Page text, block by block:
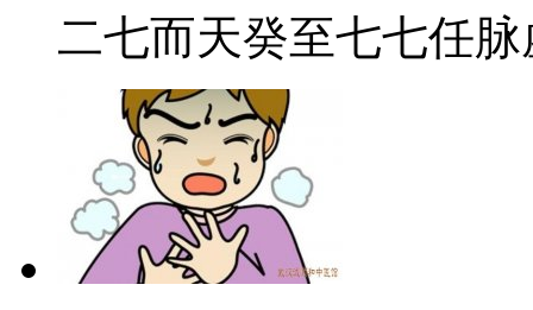
二七而天癸至七七任脉